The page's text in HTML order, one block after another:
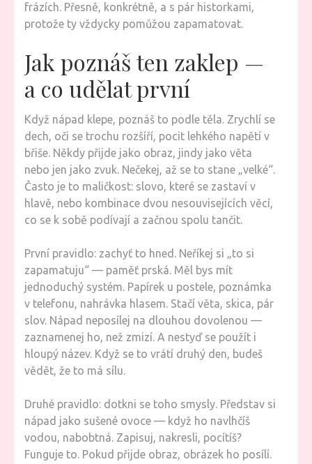
frázích. Přesně, konkrétně, a s pár historkami,
protože ty vždycky pomůžou zapamatovat.
Jak poznáš ten zaklep —
a co udělat první
Když nápad klepe, poznáš to podle těla. Zrychlí se
dech, oči se trochu rozšíří, pocit lehkého napětí v
břiše. Někdy přijde jako obraz, jindy jako věta
nebo jen jako zvuk. Nečekej, až se to stane „velké“.
Často je to maličkost: slovo, které se zastaví v
hlavě, nebo kombinace dvou nesouvisejících věcí,
co se k sobě podívají a začnou spolu tančit.
První pravidlo: zachyť to hned. Neříkej si „to si
zapamatuju“ — paměť prská. Měl bys mít
jednoduchý systém. Papírek u postele, poznámka
v telefonu, nahrávka hlasem. Stačí věta, skica, pár
slov. Nápad neposílej na dlouhou dovolenou —
zaznamenej ho, než zmizí. A nestyď se použít i
hloupý název. Když se to vrátí druhý den, budeš
vědět, že to má sílu.
Druhé pravidlo: dotkni se toho smysly. Představ si
nápad jako sušené ovoce — když ho navlhčíš
vodou, nabobtná. Zapisuj, nakresli, pocítíš?
Funguje to. Pokud přijde obraz, obrázek ho posílí.